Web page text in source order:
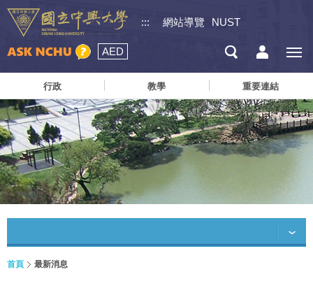
::: 網站導覽 NUST
AED
行政 教學 重要連結
首頁 最新消息